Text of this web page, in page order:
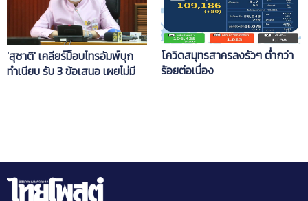
'สุชาติ' เคลียร์ม็อบไทรอัมพ์บุก
ทำเนียบ รับ 3 ข้อเสนอ เผยไม่มี
โควิดสมุทรสาครลงรัวๆ ต่ำกว่า
ร้อยต่อเนื่อง